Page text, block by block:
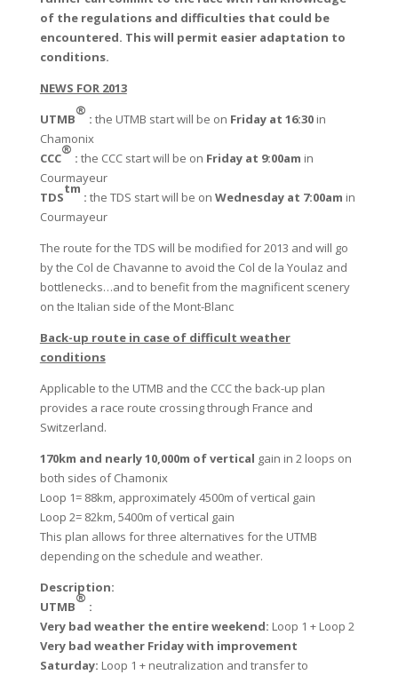
of the regulations and difficulties that could be
encountered. This will permit easier adaptation to
conditions.
NEWS FOR 2013
UTMB
®
: the UTMB start will be on Friday at 16:30in
Chamonix
CCC
®
: the CCC start will be on Friday at 9:00am in
Courmayeur
TDS
tm
: the TDS start will be on Wednesday at 7:00am in
Courmayeur
The route for the TDS will be modified for 2013 and will go
by the Col de Chavanne to avoid the Col de la Youlaz and
bottlenecks…and to benefit from the magnificent scenery
on the Italian side of the Mont-Blanc
Back-up route in case of difficult weather
conditions
Applicable to the UTMB and the CCC the back-up plan
provides a race route crossing through France and
Switzerland.
170km and nearly 10,000m of vertical gain in 2 loops on
both sides of Chamonix
Loop 1= 88km, approximately 4500m of vertical gain
Loop 2= 82km, 5400m of vertical gain
This plan allows for three alternatives for the UTMB
depending on the schedule and weather.
Description:
UTMB
®
:
Very bad weather the entire weekend: Loop 1 + Loop 2
Very bad weather Friday with improvement
Saturday: Loop 1 + neutralization and transfer to